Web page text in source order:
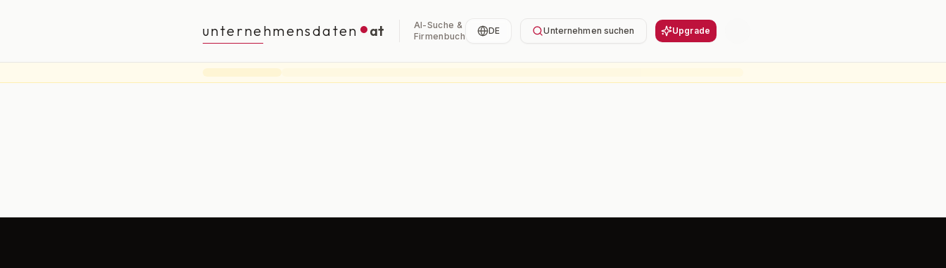
unternehmensdaten at
AI-Suche &
Firmenbuch
DE Unternehmen suchen Upgrade